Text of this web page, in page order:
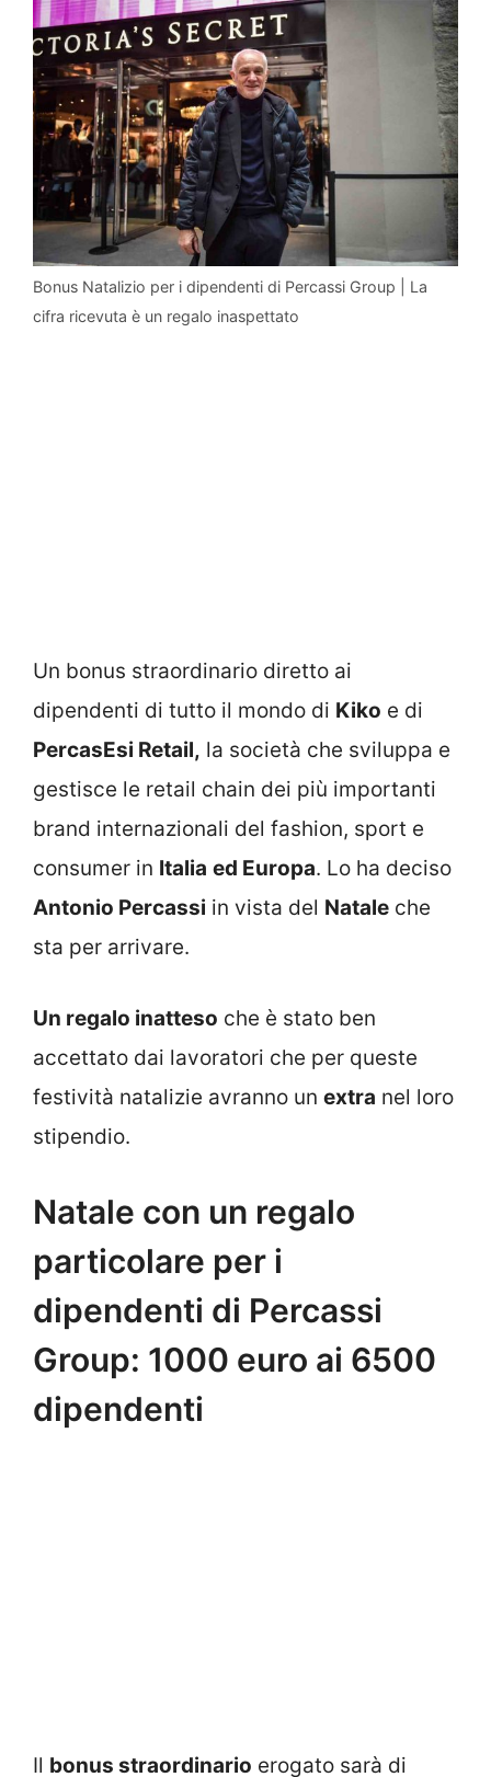
Bonus Natalizio per i dipendenti di Percassi Group | La
cifra ricevuta è un regalo inaspettato
Un bonus straordinario diretto ai
dipendenti di tutto il mondo di Kiko e di
PercasEsi Retail, la società che sviluppa e
gestisce le retail chain dei più importanti
brand internazionali del fashion, sport e
consumer in Italia ed Europa. Lo ha deciso
Antonio Percassi in vista del Natale che
sta per arrivare.
Un regalo inatteso che è stato ben
accettato dai lavoratori che per queste
festività natalizie avranno un extra nel loro
stipendio.
Natale con un regalo
particolare per i
dipendenti di Percassi
Group: 1000 euro ai 6500
dipendenti
Il bonus straordinario erogato sarà di